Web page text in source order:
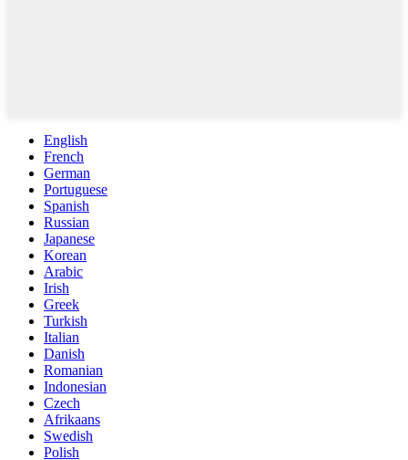
English
French
German
Portuguese
Spanish
Russian
Japanese
Korean
Arabic
Irish
Greek
Turkish
Italian
Danish
Romanian
Indonesian
Czech
Afrikaans
Swedish
Polish